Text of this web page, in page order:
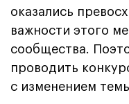
оказались
важности этого
сообщества.
проводить
с изменением